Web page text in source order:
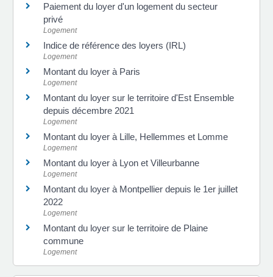
Paiement du loyer d'un logement du secteur
privé
Logement
Indice de référence des loyers (IRL)
Logement
Montant du loyer à Paris
Logement
Montant du loyer sur le territoire d'Est Ensemble
depuis décembre 2021
Logement
Montant du loyer à Lille, Hellemmes et Lomme
Logement
Montant du loyer à Lyon et Villeurbanne
Logement
Montant du loyer à Montpellier depuis le 1er juillet
2022
Logement
Montant du loyer sur le territoire de Plaine
commune
Logement